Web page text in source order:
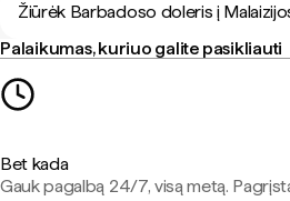
Žiūrėk Barbadoso doleris į
Palaikumas, kuriuo galite pasikliauti
Bet kada
Gauk pagalbą 24/7, visą metą.